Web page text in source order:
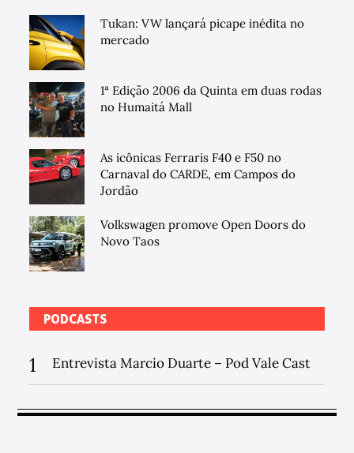
Tukan: VW lançará picape inédita no
mercado
1ª Edição 2006 da Quinta em duas rodas
no Humaitá Mall
As icônicas Ferraris F40 e F50 no
Carnaval do CARDE, em Campos do
Jordão
Volkswagen promove Open Doors do
Novo Taos
PODCASTS
1 Entrevista Marcio Duarte – Pod Vale Cast